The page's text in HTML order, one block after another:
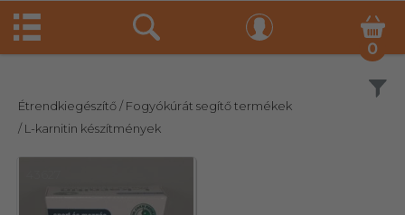
0
Étrendkiegészítő/ Fogyókúrát segítő termékek
/ L-karnitin készítmények